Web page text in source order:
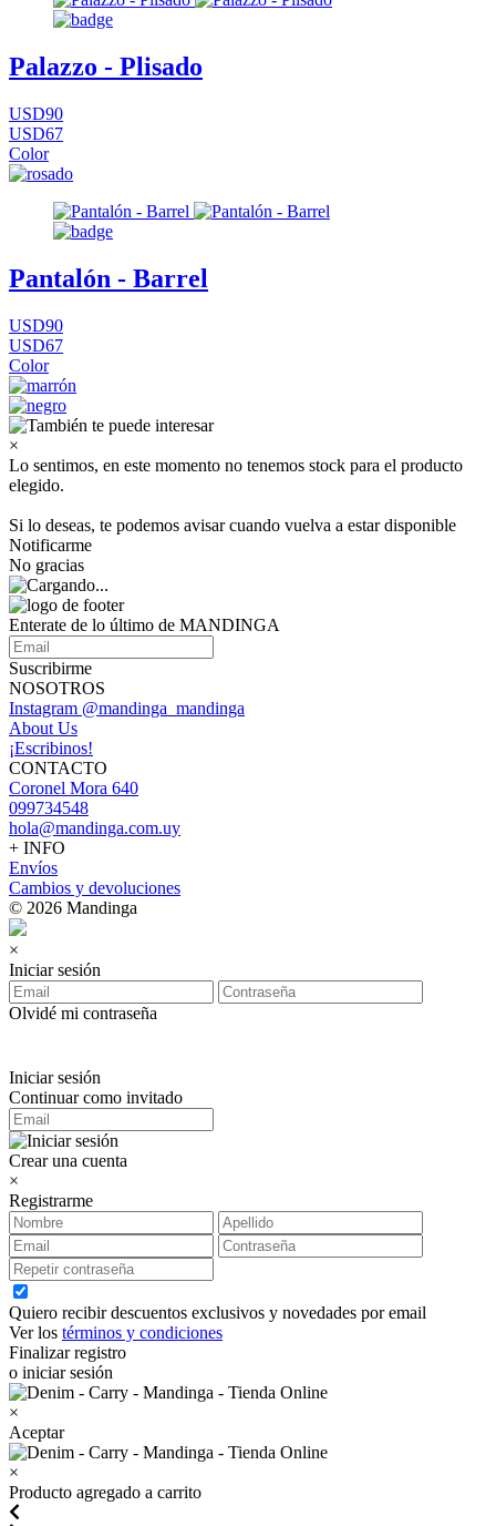
Palazzo - Plisado
USD90
USD67
Color
Pantalón - Barrel
USD90
USD67
Color
×
Lo sentimos, en este momento no tenemos stock para el producto
elegido.
Si lo deseas, te podemos avisar cuando vuelva a estar disponible
Notificarme
No gracias
Enterate de lo último de MANDINGA
Suscribirme
NOSOTROS
Instagram @mandinga_mandinga
About Us
¡Escribinos!
CONTACTO
Coronel Mora 640
099734548
hola@mandinga.com.uy
+ INFO
Envíos
Cambios y devoluciones
© 2026 Mandinga
×
Iniciar sesión
Olvidé mi contraseña
Iniciar sesión
Continuar como invitado
Crear una cuenta
×
Registrarme
Quiero recibir descuentos exclusivos y novedades por email
Ver los términos y condiciones
Finalizar registro
o iniciar sesión
×
Aceptar
×
Producto agregado a carrito